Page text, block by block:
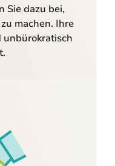
Sie dazu bei,
machen. Ihre
unbürokratisch